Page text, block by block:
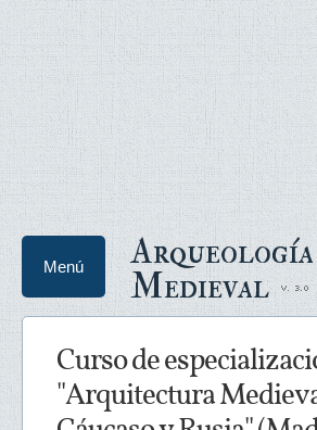
Arqueología
Medieval
Menú
Curso de
"Arquitectura